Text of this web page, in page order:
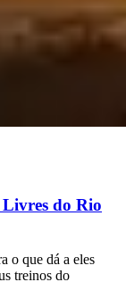
Livres do Rio
o que dá a eles
treinos do